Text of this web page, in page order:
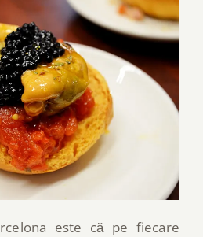
este că pe fiecare